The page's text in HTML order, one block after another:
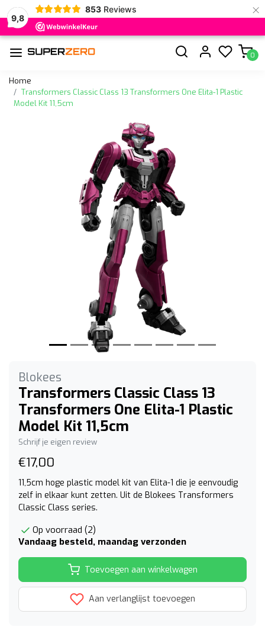
9,8
853 Reviews ×
0
Home
Transformers Classic Class 13 Transformers One Elita-1 Plastic
Model Kit 11,5cm
Blokees
Transformers Classic Class 13
Transformers One Elita-1 Plastic
Model Kit 11,5cm
Schrijf je eigen review
€17,00
11,5cm hoge plastic model kit van Elita-1 die je eenvoudig
zelf in elkaar kunt zetten. Uit de Blokees Transformers
Classic Class series.
Op voorraad (2)
Vandaag besteld, maandag verzonden
Toevoegen aan winkelwagen
Aan verlanglijst toevoegen